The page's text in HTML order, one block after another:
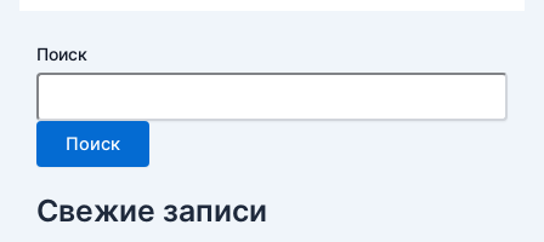
Поиск
Поиск
Свежие записи